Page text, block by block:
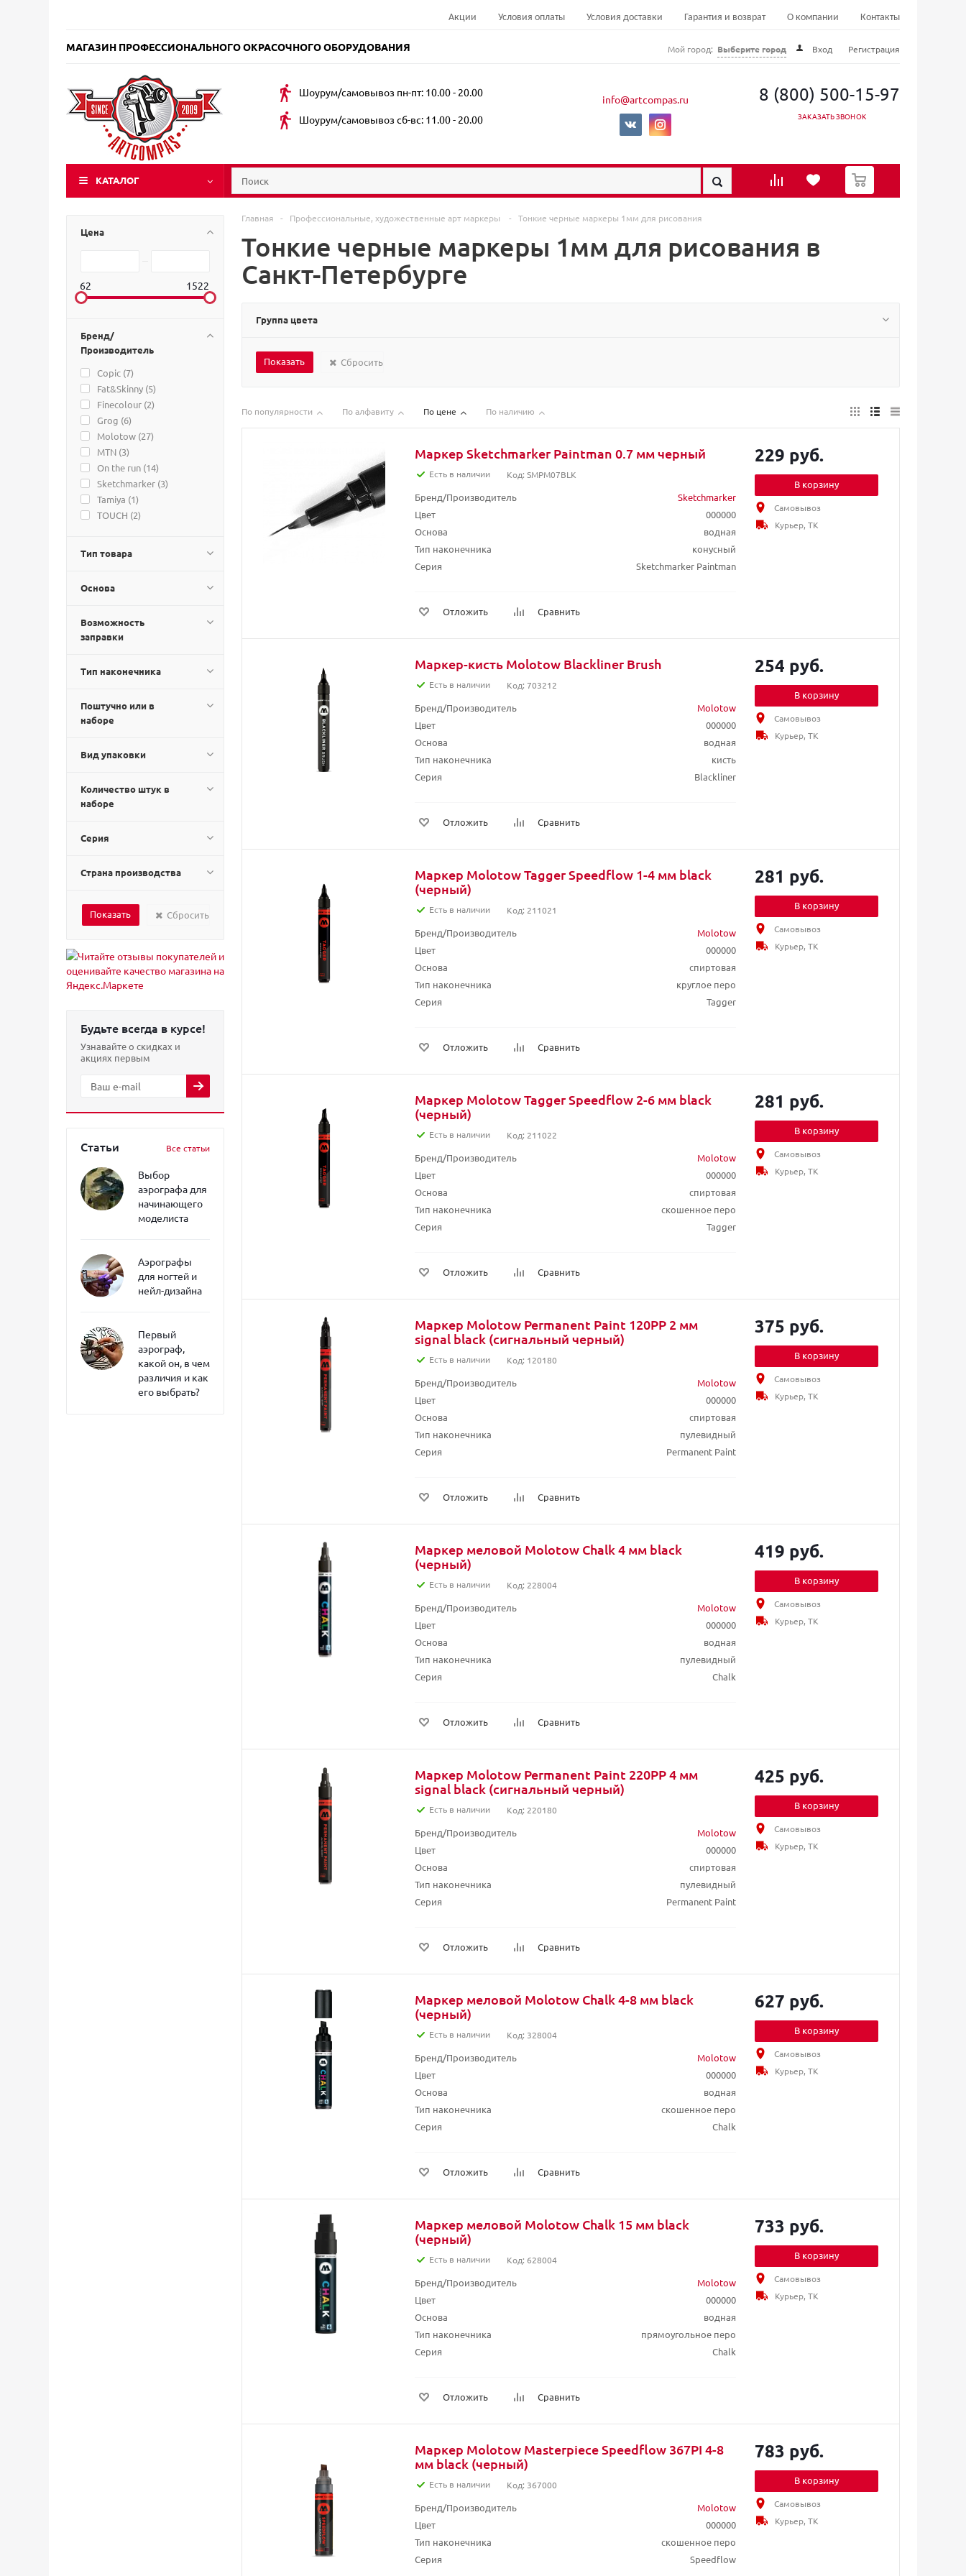
Акции Условия оплаты Условия доставки Гарантия и возврат О компании Контакты
МАГАЗИН ПРОФЕССИОНАЛЬНОГО ОКРАСОЧНОГО ОБОРУДОВАНИЯ Мой город: Выберите город Вход Регистрация
Шоурум/самовывоз пн-пт: 10.00 - 20.00
Шоурум/самовывоз сб-вс: 11.00 - 20.00
info@artcompas.ru 8 (800) 500-15-97
ЗАКАЗАТЬ ЗВОНОК
КАТАЛОГ
0
Цена
62 1522
Бренд/
Производитель
Copic (7)
Fat&Skinny (5)
Finecolour (2)
Grog (6)
Molotow (27)
MTN (3)
On the run (14)
Sketchmarker (3)
Tamiya (1)
TOUCH (2)
Тип товара
Основа
Возможность
заправки
Тип наконечника
Поштучно или в
наборе
Вид упаковки
Количество штук в
наборе
Серия
Страна производства
Сбросить
Будьте всегда в курсе!
Узнавайте о скидках и
акциях первым
Статьи Все статьи
Выбор
аэрографа для
начинающего
моделиста
Аэрографы
для ногтей и
нейл-дизайна
Первый
аэрограф,
какой он, в чем
различия и как
его выбрать?
Главная - Профессиональные, художественные арт маркеры - Тонкие черные маркеры 1мм для рисования
Тонкие черные маркеры 1мм для рисования в
Санкт-Петербурге
Группа цвета
Сбросить
По популярности По алфавиту По цене По наличию
Маркер Sketchmarker Paintman 0.7 мм черный
Есть в наличии Код: SMPM07BLK
Бренд/Производитель
Sketchmarker
Цвет
000000
Основа
водная
Тип наконечника
конусный
Серия
Sketchmarker Paintman
Отложить Сравнить
229 руб.
В корзину
Самовывоз
Курьер, ТК
Маркер-кисть Molotow Blackliner Brush
Есть в наличии Код: 703212
Бренд/Производитель
Molotow
Цвет
000000
Основа
водная
Тип наконечника
кисть
Серия
Blackliner
Отложить Сравнить
254 руб.
В корзину
Самовывоз
Курьер, ТК
Маркер Molotow Tagger Speedflow 1-4 мм black
(черный)
Есть в наличии Код: 211021
Бренд/Производитель
Molotow
Цвет
000000
Основа
спиртовая
Тип наконечника
круглое перо
Серия
Tagger
Отложить Сравнить
281 руб.
В корзину
Самовывоз
Курьер, ТК
Маркер Molotow Tagger Speedflow 2-6 мм black
(черный)
Есть в наличии Код: 211022
Бренд/Производитель
Molotow
Цвет
000000
Основа
спиртовая
Тип наконечника
скошенное перо
Серия
Tagger
Отложить Сравнить
281 руб.
В корзину
Самовывоз
Курьер, ТК
Маркер Molotow Permanent Paint 120PP 2 мм
signal black (сигнальный черный)
Есть в наличии Код: 120180
Бренд/Производитель
Molotow
Цвет
000000
Основа
спиртовая
Тип наконечника
пулевидный
Серия
Permanent Paint
Отложить Сравнить
375 руб.
В корзину
Самовывоз
Курьер, ТК
Маркер меловой Molotow Chalk 4 мм black
(черный)
Есть в наличии Код: 228004
Бренд/Производитель
Molotow
Цвет
000000
Основа
водная
Тип наконечника
пулевидный
Серия
Chalk
Отложить Сравнить
419 руб.
В корзину
Самовывоз
Курьер, ТК
Маркер Molotow Permanent Paint 220PP 4 мм
signal black (сигнальный черный)
Есть в наличии Код: 220180
Бренд/Производитель
Molotow
Цвет
000000
Основа
спиртовая
Тип наконечника
пулевидный
Серия
Permanent Paint
Отложить Сравнить
425 руб.
В корзину
Самовывоз
Курьер, ТК
Маркер меловой Molotow Chalk 4-8 мм black
(черный)
Есть в наличии Код: 328004
Бренд/Производитель
Molotow
Цвет
000000
Основа
водная
Тип наконечника
скошенное перо
Серия
Chalk
Отложить Сравнить
627 руб.
В корзину
Самовывоз
Курьер, ТК
Маркер меловой Molotow Chalk 15 мм black
(черный)
Есть в наличии Код: 628004
Бренд/Производитель
Molotow
Цвет
000000
Основа
водная
Тип наконечника
прямоугольное перо
Серия
Chalk
Отложить Сравнить
733 руб.
В корзину
Самовывоз
Курьер, ТК
Маркер Molotow Masterpiece Speedflow 367PI 4-8
мм black (черный)
Есть в наличии Код: 367000
Бренд/Производитель
Molotow
Цвет
000000
Тип наконечника
скошенное перо
Серия
Speedflow
783 руб.
В корзину
Самовывоз
Курьер, ТК